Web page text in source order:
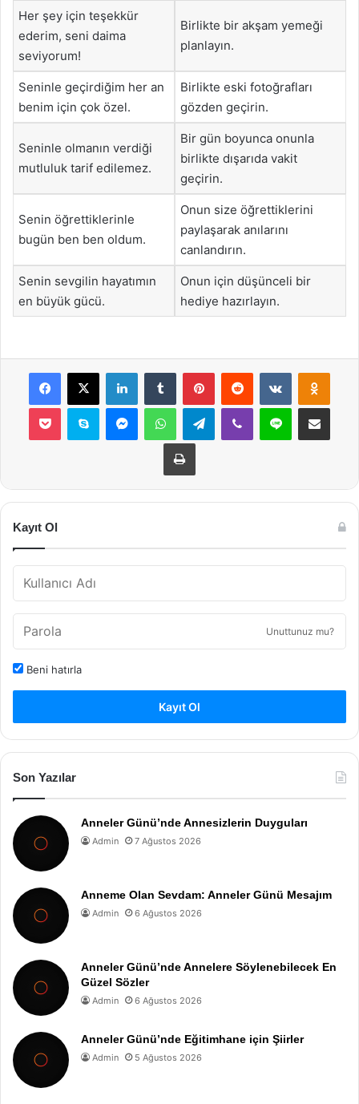
Her şey için teşekkür
ederim, seni daima
seviyorum!
Birlikte bir akşam yemeği
planlayın.
Seninle geçirdiğim her an
benim için çok özel.
Birlikte eski fotoğrafları
gözden geçirin.
Seninle olmanın verdiği
mutluluk tarif edilemez.
Bir gün boyunca onunla
birlikte dışarıda vakit
geçirin.
Senin öğrettiklerinle
bugün ben ben oldum.
Onun size öğrettiklerini
paylaşarak anılarını
canlandırın.
Senin sevgilin hayatımın
en büyük gücü.
Onun için düşünceli bir
hediye hazırlayın.
Facebook
X LinkedInTumblr PinterestReddit VKontakte
Pocket Skype MessengerWhatsAppTelegramViber Line E-Posta ile
Yazdır
Kayıt Ol
Unuttunuz mu?
Beni hatırla
Kayıt Ol
Son Yazılar
Anneler Günü’nde Annesizlerin Duyguları
Admin 7 Ağustos 2026
Anneme Olan Sevdam: Anneler Günü Mesajım
Admin 6 Ağustos 2026
Anneler Günü’nde Annelere Söylenebilecek En
Güzel Sözler
Admin 6 Ağustos 2026
Anneler Günü’nde Eğitimhane için Şiirler
Admin 5 Ağustos 2026